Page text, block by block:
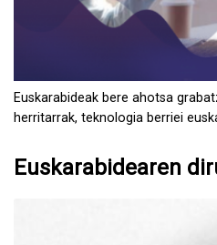
Euskarabideak bere ahotsa
herritarrak, teknologia berriei
Euskarabidearen